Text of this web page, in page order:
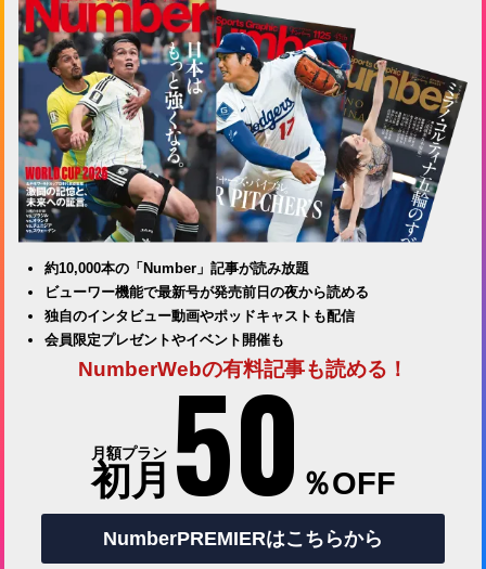
約10,000本の「Number」記事が読み放題
ビューワー機能で最新号が発売前日の夜から読める
独自のインタビュー動画やポッドキャストも配信
会員限定プレゼントやイベント開催も
NumberWebの有料記事も読める！
月額プラン
初月 50 ％OFF
NumberPREMIERはこちらから